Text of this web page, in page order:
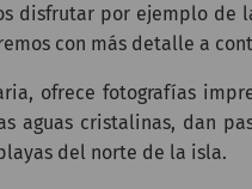
disfrutar por ejemplo de
con más detalle a
ofrece fotografías
aguas cristalinas, dan
del norte de la isla.